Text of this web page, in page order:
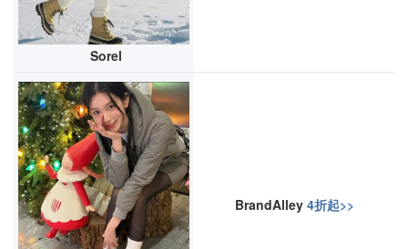
Sorel
BrandAlley 4折起>>